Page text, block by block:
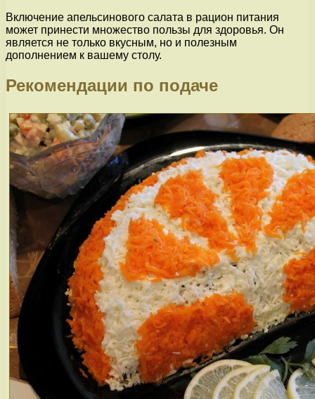
Включение апельсинового салата в рацион питания
может принести множество пользы для здоровья. Он
является не только вкусным, но и полезным
дополнением к вашему столу.
Рекомендации по подаче